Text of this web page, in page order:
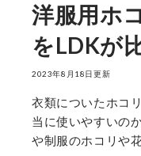
洋服用ホ
をLDKが
2023年8月18日更新
衣類についたホコ
当に使いやすいの
や制服のホコリや